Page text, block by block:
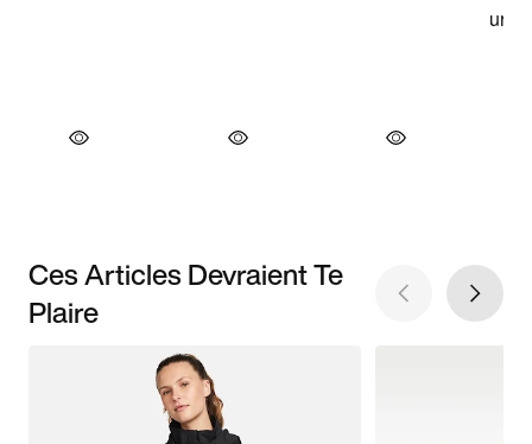
Ces Articles Devraient Te
Plaire